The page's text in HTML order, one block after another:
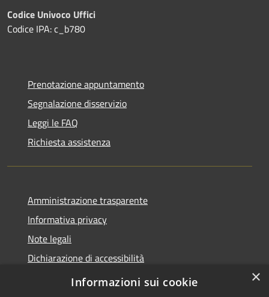
Codice Univoco Uffici
Codice IPA: c_b780
Prenotazione appuntamento
Segnalazione disservizio
Leggi le FAQ
Richiesta assistenza
Amministrazione trasparente
Informativa privacy
Note legali
Dichiarazione di accessibilità
Privacy e protezione dei dati
×
Informazioni sui cookie